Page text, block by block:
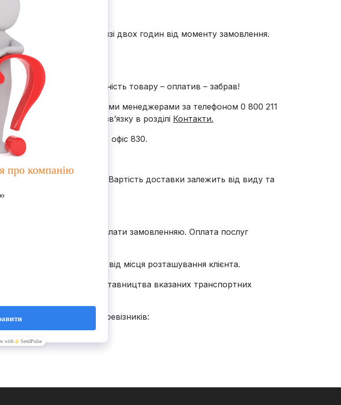
доставки на протязі двох годин від моменту замовлення.
м. Київ.
комплектацію та справність товару – оплатив – забрав!
офісу Ви можете з нашими менеджерами за телефоном 0 800 211
для Вас спосіб зв’язку в розділі Контакти.
Марини Раскової), 19, офіс 830.
зручний для Вас час. Вартість доставки залежить від виду та
Експрес» після передплати замовленняю. Оплата послуг
і залежить від місця розташування клієнта.
місті немає представництва вказаних транспортних
на сайтах компаній перевізників: